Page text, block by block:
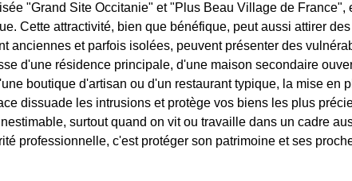
"Grand Site Occitanie" et "Plus Beau Village de France",
Cette attractivité, bien que bénéfique, peut aussi attirer
anciennes et parfois isolées, peuvent présenter des
d'une résidence principale, d'une maison secondaire
boutique d'artisan ou d'un restaurant typique, la mise en
dissuade les intrusions et protège vos biens les plus
surtout quand on vit ou travaille dans un cadre
professionnelle, c'est protéger son patrimoine et ses